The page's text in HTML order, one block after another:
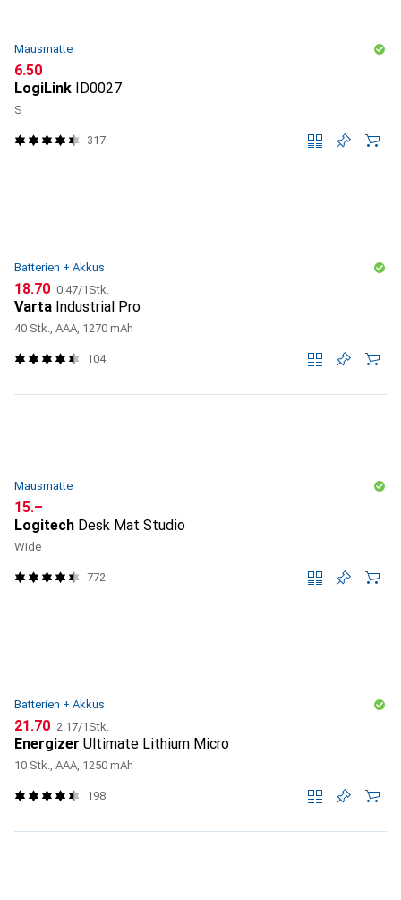
Mausmatte
CHF
6.50
LogiLink ID0027
S
317
Batterien + Akkus
CHF
18.70 CHF
0.47/1Stk.
Varta Industrial Pro
40 Stk., AAA, 1270 mAh
104
Mausmatte
CHF
15.–
Logitech Desk Mat Studio
Wide
772
Batterien + Akkus
CHF
21.70 CHF
2.17/1Stk.
Energizer Ultimate Lithium Micro
10 Stk., AAA, 1250 mAh
198